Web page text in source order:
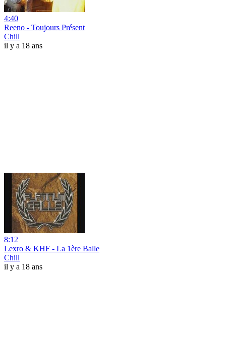
4:40
Reeno - Toujours Présent
Chill
il y a 18 ans
8:12
Lexro & KHF - La 1ère Balle
Chill
il y a 18 ans